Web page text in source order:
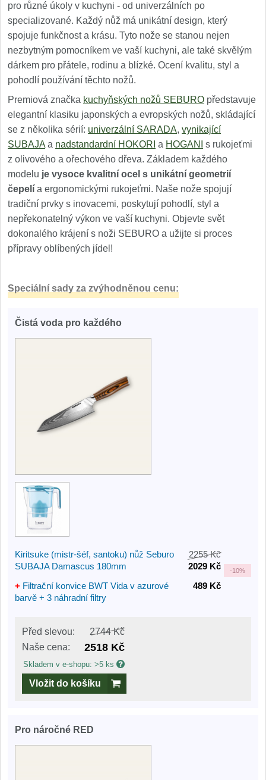
pro různé úkoly v kuchyni - od univerzálních po
specializované. Každý nůž má unikátní design, který
spojuje funkčnost a krásu. Tyto nože se stanou nejen
nezbytným pomocníkem ve vaší kuchyni, ale také skvělým
dárkem pro přátele, rodinu a blízké. Ocení kvalitu, styl a
pohodlí používání těchto nožů.
Premiová značka kuchyňských nožů SEBURO představuje
elegantní klasiku japonských a evropských nožů, skládající
se z několika sérií: univerzální SARADA, vynikající
SUBAJA a nadstandardní HOKORI a HOGANI
s rukojeťmi
z olivového a ořechového dřeva. Základem každého
modelu je vysoce kvalitní ocel s unikátní geometrií
čepelí a ergonomickými rukojeťmi. Naše nože spojují
tradiční prvky s inovacemi, poskytují pohodlí, styl a
nepřekonatelný výkon ve vaší kuchyni. Objevte svět
dokonalého krájení s noži SEBURO a užijte si proces
přípravy oblíbených jídel!
Speciální sady za zvýhodněnou cenu:
Čistá voda pro každého
Kiritsuke (mistr-šéf, santoku) nůž Seburo
SUBAJA Damascus 180mm
2255 Kč
2029 Kč
-10%
+ Filtrační konvice BWT Vida v azurové
barvě + 3 náhradní filtry
489 Kč
Před slevou:
2744 Kč
Naše cena:
2518 Kč
Skladem v e-shopu: >5 ks
Vložit do košíku
Pro náročné RED